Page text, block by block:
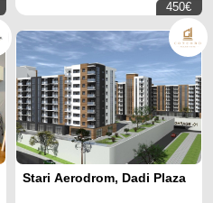
450€
Stari Aerodrom, Dadi Plaza